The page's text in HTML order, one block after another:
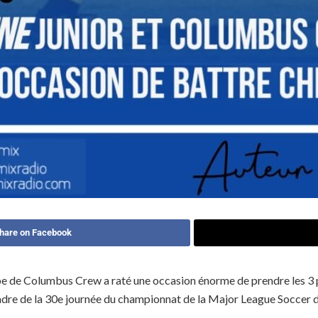
on Facebook
de Columbus Crew a raté une occasion énorme de prendre les
de la 30e journée du championnat de la Major League Soccer